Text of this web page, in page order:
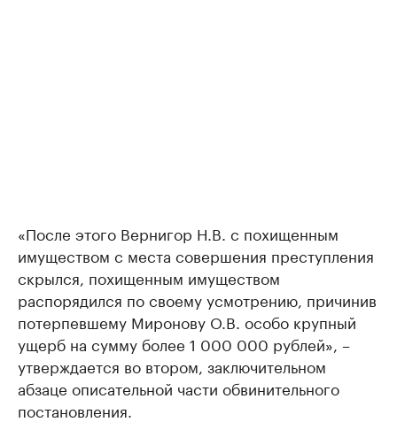
«После этого Вернигор Н.В. с похищенным
имуществом с места совершения преступления
скрылся, похищенным имуществом
распорядился по своему усмотрению, причинив
потерпевшему Миронову О.В. особо крупный
ущерб на сумму более 1 000 000 рублей», –
утверждается во втором, заключительном
абзаце описательной части обвинительного
постановления.